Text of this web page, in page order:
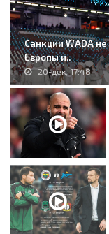
Санкции WADA
Европы и..
20-дек, 17:48